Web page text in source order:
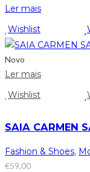
Ler mais
Wishlist
Novo
Ler mais
Wishlist
SAIA CARMEN
Fashion & Shoes,
€59,00